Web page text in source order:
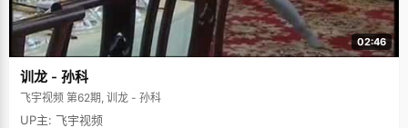
02:46
训龙 - 孙科
飞宇视频 第62期, 训龙 - 孙科
UP主: 飞宇视频